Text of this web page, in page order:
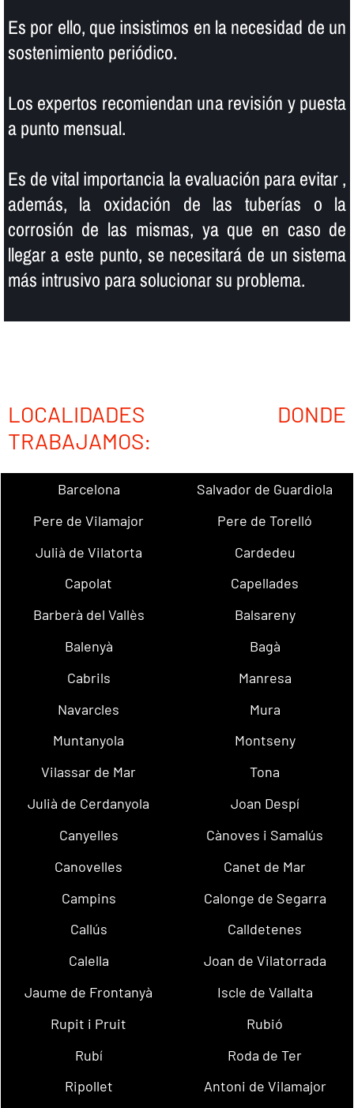
Es por ello, que insistimos en la necesidad de un
sostenimiento periódico.
Los expertos recomiendan una revisión y puesta
a punto mensual.
Es de vital importancia la evaluación para evitar ,
además, la oxidación de las tuberí­as o la
corrosión de las mismas, ya que en caso de
llegar a este punto, se necesitará de un sistema
más intrusivo para solucionar su problema.
LOCALIDADES DONDE
TRABAJAMOS:
Barcelona
Salvador de Guardiola
Pere de Vilamajor
Pere de Torelló
Julià de Vilatorta
Cardedeu
Capolat
Capellades
Barberà del Vallès
Balsareny
Balenyà
Bagà
Cabrils
Manresa
Navarcles
Mura
Muntanyola
Montseny
Vilassar de Mar
Tona
Julià de Cerdanyola
Joan Despí
Canyelles
Cànoves i Samalús
Canovelles
Canet de Mar
Campins
Calonge de Segarra
Callús
Calldetenes
Calella
Joan de Vilatorrada
Jaume de Frontanyà
Iscle de Vallalta
Rupit i Pruit
Rubió
Rubí
Roda de Ter
Ripollet
Antoni de Vilamajor